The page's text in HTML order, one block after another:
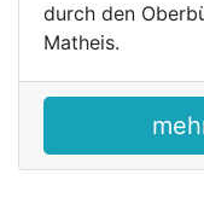
durch den
Matheis.